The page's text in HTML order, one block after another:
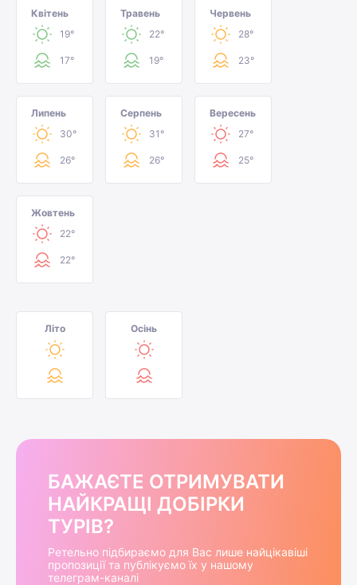
Квітень
19°
17°
Травень
22°
19°
Червень
28°
23°
Липень
30°
26°
Серпень
31°
26°
Вересень
27°
25°
Жовтень
22°
22°
Літо Осінь
БАЖАЄТЕ ОТРИМУВАТИ
НАЙКРАЩІ ДОБІРКИ
ТУРІВ?
Ретельно підбираємо для Вас лише найцікавіші
пропозиції та публікуємо їх у нашому
телеграм-каналі